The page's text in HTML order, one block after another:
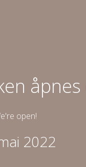
åpnes
open!
2022